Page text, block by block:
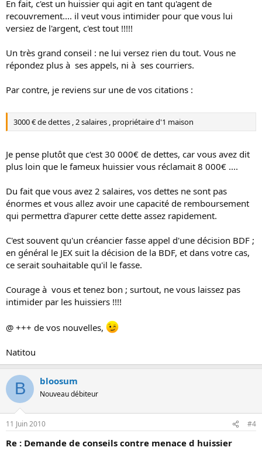
En fait, c'est un huissier qui agit en tant qu'agent de
recouvrement.... il veut vous intimider pour que vous lui
versiez de l'argent, c'est tout !!!!!
Un très grand conseil : ne lui versez rien du tout. Vous ne
répondez plus à ses appels, ni à ses courriers.
Par contre, je reviens sur une de vos citations :
3000 € de dettes , 2 salaires , propriétaire d'1 maison
Je pense plutôt que c'est 30 000€ de dettes, car vous avez dit
plus loin que le fameux huissier vous réclamait 8 000€ ....
Du fait que vous avez 2 salaires, vos dettes ne sont pas
énormes et vous allez avoir une capacité de remboursement
qui permettra d'apurer cette dette assez rapidement.
C'est souvent qu'un créancier fasse appel d'une décision BDF ;
en général le JEX suit la décision de la BDF, et dans votre cas,
ce serait souhaitable qu'il le fasse.
Courage à vous et tenez bon ; surtout, ne vous laissez pas
intimider par les huissiers !!!!
@ +++ de vos nouvelles,
Natitou
B bloosum
Nouveau débiteur
11 Juin 2010 #4
Re : Demande de conseils contre menace d huissier